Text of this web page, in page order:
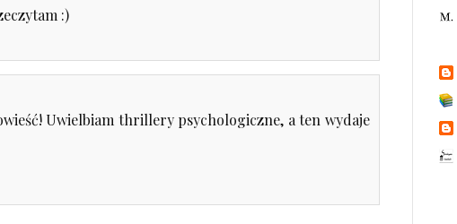
:)
Uwielbiam thrillery psychologiczne, a ten wydaje